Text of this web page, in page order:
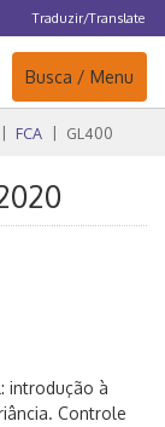
Traduzir/Translate
Navegação
Busca / Menu
FCA GL400
introdução à
Controle